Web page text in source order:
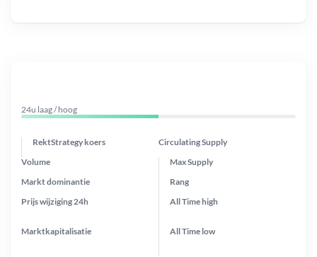
24u laag / hoog
RektStrategy koers Circulating Supply
Prijs wijziging 24h
Max Supply
Markt dominantie
Marktkapitalisatie
Volume
Rang
All Timehigh
All Time low